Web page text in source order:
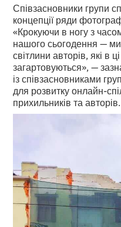
Співзасновники групи
концепції ряди
«Крокуючи в ногу з
нашого сьогодення —
світлини авторів, які в
загартовуються», —
із співзасновниками
для розвитку онлайн-
прихильників та авторів.